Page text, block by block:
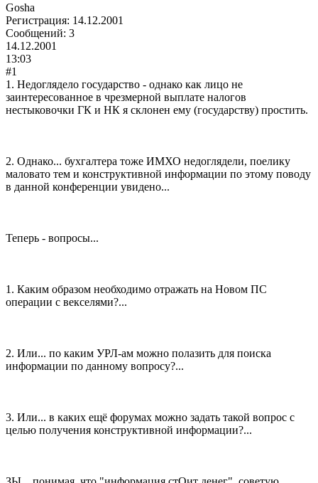
Gosha
Регистрация: 14.12.2001
Сообщений: 3
14.12.2001
13:03
#1
1. Недоглядело государство - однако как лицо не
заинтересованное в чрезмерной выплате налогов
нестыковочки ГК и НК я склонен ему (государству) простить.
2. Однако... бухгалтера тоже ИМХО недоглядели, поелику
маловато тем и конструктивной информации по этому поводу
в данной конференции увидено...
Теперь - вопросы...
1. Каким образом необходимо отражать на Новом ПС
операции с векселями?...
2. Или... по каким УРЛ-ам можно полазить для поиска
информации по данному вопросу?...
3. Или... в каких ещё форумах можно задать такой вопрос с
целью получения конструктивной информации?...